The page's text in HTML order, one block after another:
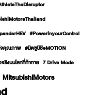
#PowerinyourControl
จคุณภาพ #มิตซูบิชิeMOTION
ริงบนโลกที่ท้าทาย 7 Drive Mode
MitsubishiMotors